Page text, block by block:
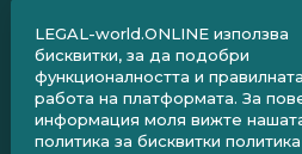
ПОЛИТИКА ЗА
ЧЗВ ЗА
ЧЗВ ЗА
LEGAL-world.ONLINE използва
бисквитки, за да подобри
функционалността и правилната
работа на платформата. За
информация моля вижте
политика за бисквитки